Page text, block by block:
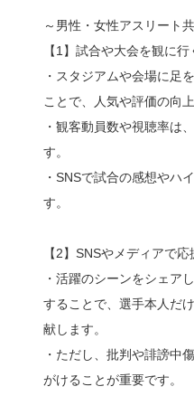
～男性・女性アスリート
【1】試合や大会を観に
・スタジアムや会場に足
ことで、人気や評価の向
・観客動員数や視聴率は
す。
・SNSで試合の感想やハ
す。
【2】SNSやメディアで
・活躍のシーンをシェア
することで、選手本人だ
献します。
・ただし、批判や誹謗中
がけることが重要です。